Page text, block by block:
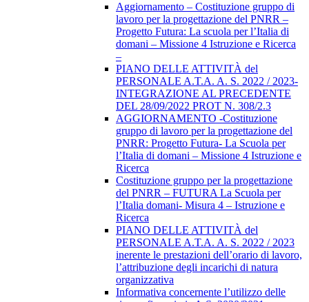
Aggiornamento – Costituzione gruppo di
lavoro per la progettazione del PNRR –
Progetto Futura: La scuola per l’Italia di
domani – Missione 4 Istruzione e Ricerca
–
PIANO DELLE ATTIVITÀ del
PERSONALE A.T.A. A. S. 2022 / 2023-
INTEGRAZIONE AL PRECEDENTE
DEL 28/09/2022 PROT N. 308/2.3
AGGIORNAMENTO -Costituzione
gruppo di lavoro per la progettazione del
PNRR: Progetto Futura- La Scuola per
l’Italia di domani – Missione 4 Istruzione e
Ricerca
Costituzione gruppo per la progettazione
del PNRR – FUTURA La Scuola per
l’Italia domani- Misura 4 – Istruzione e
Ricerca
PIANO DELLE ATTIVITÀ del
PERSONALE A.T.A. A. S. 2022 / 2023
inerente le prestazioni dell’orario di lavoro,
l’attribuzione degli incarichi di natura
organizzativa
Informativa concernente l’utilizzo delle